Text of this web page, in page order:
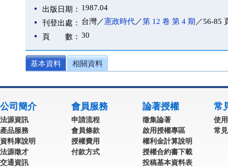
出版日期： 1987.04
刊登出處： 台灣／憲政時代／第 12 卷 第 4 期 ／56-85
頁 數： 30
基本資料 相關資料
公司簡介
法源資訊
產品服務
資料庫說明
法源徵才
交通資訊
會員服務
申請流程
會員條款
授權費用
付款方式
論著授權
徵集論著
啟用授權專區
權利金計算說明
授權合約書下載
投稿基本資料表
常
使
常